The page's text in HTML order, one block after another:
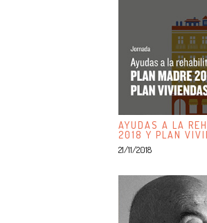
AYUDAS A LA
2018 Y PLAN
21/11/2018